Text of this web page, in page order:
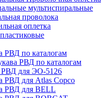
мультиспиральные
проволока
оплетка
РВД по каталогам
РВД по каталогам
РВД для ЭО-5126
РВД для Atlas Copco
РВД для BELL